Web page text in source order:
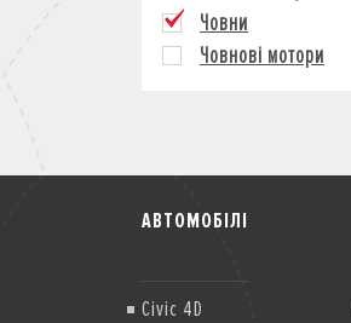
Човни
Човнові мотори
АВТОМОБІЛІ
Civic 4D